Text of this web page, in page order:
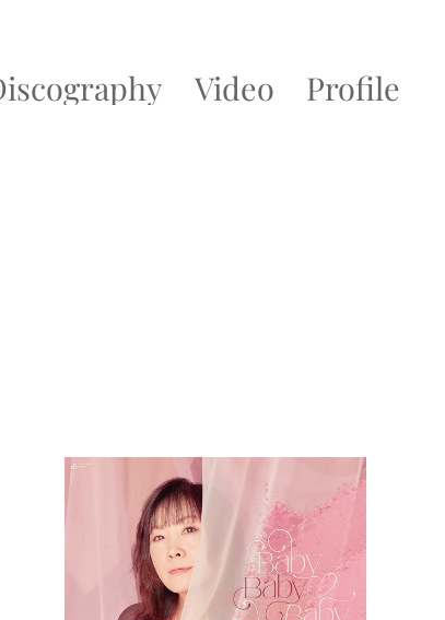
discography video profile